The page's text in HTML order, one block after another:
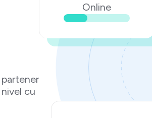
cu
Online